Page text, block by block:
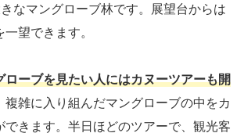
なマングローブ林です。展望台からは
望できます。
ローブを見たい人にはカヌーツアーも開
複雑に入り組んだマングローブの中をカ
できます。半日ほどのツアーで、観光客